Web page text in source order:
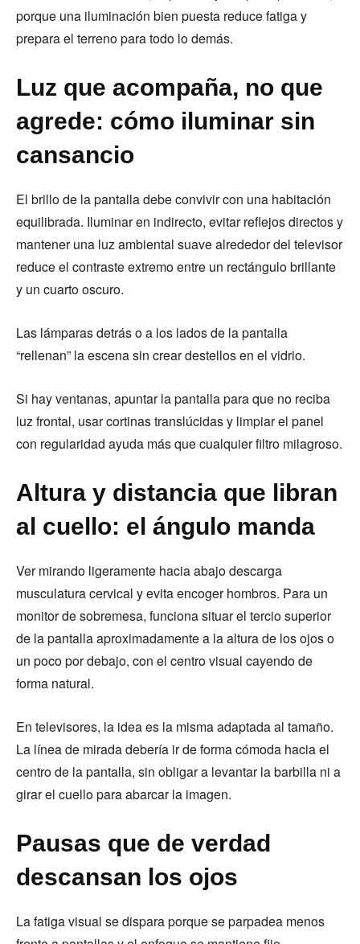
porque una iluminación bien puesta reduce fatiga y
prepara el terreno para todo lo demás.
Luz que acompaña, no que
agrede: cómo iluminar sin
cansancio
El brillo de la pantalla debe convivir con una habitación
equilibrada. Iluminar en indirecto, evitar reflejos directos y
mantener una luz ambiental suave alrededor del televisor
reduce el contraste extremo entre un rectángulo brillante
y un cuarto oscuro.
Las lámparas detrás o a los lados de la pantalla
“rellenan” la escena sin crear destellos en el vidrio.
Si hay ventanas, apuntar la pantalla para que no reciba
luz frontal, usar cortinas translúcidas y limpiar el panel
con regularidad ayuda más que cualquier filtro milagroso.
Altura y distancia que libran
al cuello: el ángulo manda
Ver mirando ligeramente hacia abajo descarga
musculatura cervical y evita encoger hombros. Para un
monitor de sobremesa, funciona situar el tercio superior
de la pantalla aproximadamente a la altura de los ojos o
un poco por debajo, con el centro visual cayendo de
forma natural.
En televisores, la idea es la misma adaptada al tamaño.
La línea de mirada debería ir de forma cómoda hacia el
centro de la pantalla, sin obligar a levantar la barbilla ni a
girar el cuello para abarcar la imagen.
Pausas que de verdad
descansan los ojos
La fatiga visual se dispara porque se parpadea menos